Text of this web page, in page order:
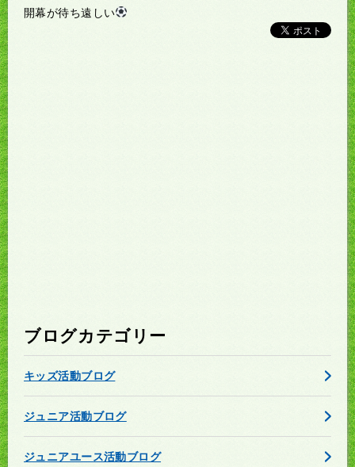
開幕が待ち遠しい
ブログカテゴリー
キッズ活動ブログ
ジュニア活動ブログ
ジュニアユース活動ブログ